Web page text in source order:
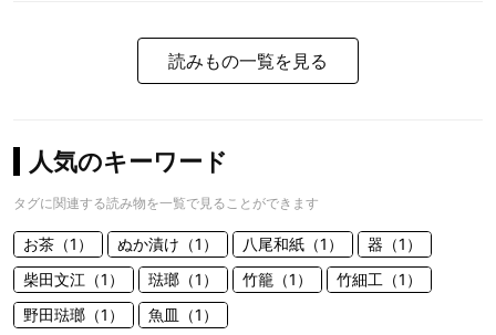
読みもの一覧を見る
人気のキーワード
タグに関連する読み物を一覧で見ることができます
お茶（1） ぬか漬け（1） 八尾和紙（1）
器（1）
柴田文江（1）
琺瑯（1） 竹籠（1）
竹細工（1）
野田琺瑯（1）
魚皿（1）